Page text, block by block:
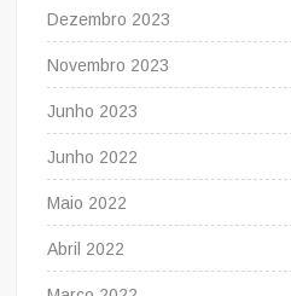
Dezembro 2023
Novembro 2023
Junho 2023
Junho 2022
Maio 2022
Abril 2022